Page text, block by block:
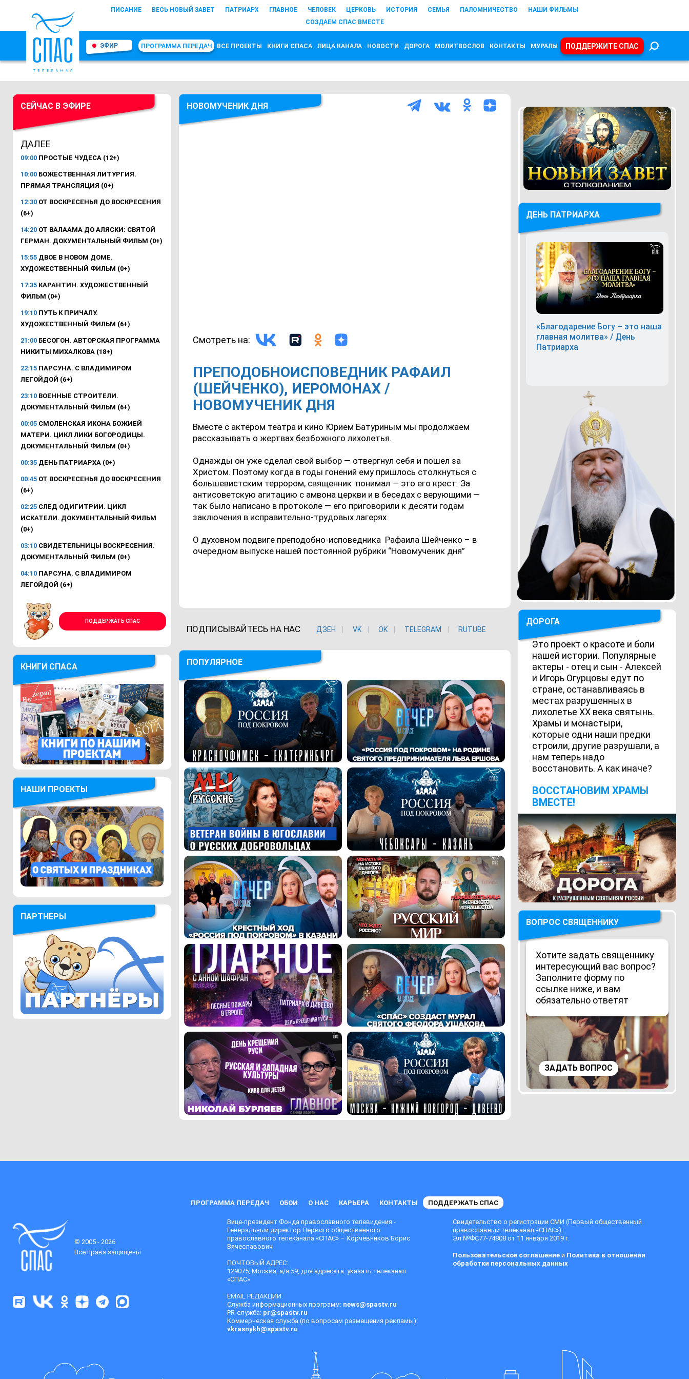
ПИСАНИЕ ВЕСЬ НОВЫЙ ЗАВЕТ ПАТРИАРХ ГЛАВНОЕ ЧЕЛОВЕК ЦЕРКОВЬ ИСТОРИЯ СЕМЬЯ ПАЛОМНИЧЕСТВО
НАШИ ФИЛЬМЫ
СОЗДАЕМ СПАС ВМЕСТЕ
ЭФИР ПРОГРАММА ПЕРЕДАЧ ВСЕ ПРОЕКТЫ КНИГИ СПАСА ЛИЦА КАНАЛА НОВОСТИ ДОРОГА МОЛИТВОСЛОВ КОНТАКТЫ МУРАЛЫ ПОДДЕРЖИТЕ СПАС
СЕЙЧАС В ЭФИРЕ
ДАЛЕЕ
09:00 ПРОСТЫЕ ЧУДЕСА (12+)
10:00 БОЖЕСТВЕННАЯ ЛИТУРГИЯ.
ПРЯМАЯ ТРАНСЛЯЦИЯ (0+)
12:30 ОТ ВОСКРЕСЕНЬЯ ДО ВОСКРЕСЕНИЯ
(6+)
14:20 ОТ ВАЛААМА ДО АЛЯСКИ: СВЯТОЙ
ГЕРМАН. ДОКУМЕНТАЛЬНЫЙ ФИЛЬМ (0+)
15:55 ДВОЕ В НОВОМ ДОМЕ.
ХУДОЖЕСТВЕННЫЙ ФИЛЬМ (0+)
17:35 КАРАНТИН. ХУДОЖЕСТВЕННЫЙ
ФИЛЬМ (0+)
19:10 ПУТЬ К ПРИЧАЛУ.
ХУДОЖЕСТВЕННЫЙ ФИЛЬМ (6+)
21:00 БЕСОГОН. АВТОРСКАЯ ПРОГРАММА
НИКИТЫ МИХАЛКОВА (18+)
22:15 ПАРСУНА. С ВЛАДИМИРОМ
ЛЕГОЙДОЙ (6+)
23:10 ВОЕННЫЕ СТРОИТЕЛИ.
ДОКУМЕНТАЛЬНЫЙ ФИЛЬМ (6+)
00:05 СМОЛЕНСКАЯ ИКОНА БОЖИЕЙ
МАТЕРИ. ЦИКЛ ЛИКИ БОГОРОДИЦЫ.
ДОКУМЕНТАЛЬНЫЙ ФИЛЬМ (0+)
00:35 ДЕНЬ ПАТРИАРХА (0+)
00:45 ОТ ВОСКРЕСЕНЬЯ ДО ВОСКРЕСЕНИЯ
(6+)
02:25 СЛЕД ОДИГИТРИИ. ЦИКЛ
ИСКАТЕЛИ. ДОКУМЕНТАЛЬНЫЙ ФИЛЬМ
(0+)
03:10 СВИДЕТЕЛЬНИЦЫ ВОСКРЕСЕНИЯ.
ДОКУМЕНТАЛЬНЫЙ ФИЛЬМ (0+)
04:10 ПАРСУНА. С ВЛАДИМИРОМ
ЛЕГОЙДОЙ (6+)
ПОДДЕРЖАТЬ СПАС
КНИГИ СПАСА
НАШИ ПРОЕКТЫ
ПАРТНЕРЫ
НОВОМУЧЕНИК ДНЯ
Смотреть на:
ПРЕПОДОБНОИСПОВЕДНИК РАФАИЛ
(ШЕЙЧЕНКО), ИЕРОМОНАХ /
НОВОМУЧЕНИК ДНЯ
Вместе с актёром театра и кино Юрием Батуриным мы продолжаем
рассказывать о жертвах безбожного лихолетья.
Однажды он уже сделал свой выбор — отвергнул себя и пошел за
Христом. Поэтому когда в годы гонений ему пришлось столкнуться с
большевистским террором, священник понимал — это его крест. За
антисоветскую агитацию с амвона церкви и в беседах с верующими —
так было написано в протоколе — его приговорили к десяти годам
заключения в исправительно-трудовых лагерях.
О духовном подвиге преподобно-исповедника Рафаила Шейченко – в
очередном выпуске нашей постоянной рубрики “Новомученик дня”
ПОДПИСЫВАЙТЕСЬ НА НАС ДЗЕН VK ОK TELEGRAM RUTUBE
ПОПУЛЯРНОЕ
ДЕНЬ ПАТРИАРХА
«Благодарение Богу – это наша
главная молитва» / День
Патриарха
ДОРОГА
Это проект о красоте и боли
нашей истории. Популярные
актеры - отец и сын - Алексей
и Игорь Огурцовы едут по
стране, останавливаясь в
местах разрушенных в
лихолетье ХХ века святынь.
Храмы и монастыри,
которые одни наши предки
строили, другие разрушали, а
нам теперь надо
восстановить. А как иначе?
ВОCСТАНОВИМ ХРАМЫ
ВМЕСТЕ!
ВОПРОС СВЯЩЕННИКУ
Хотите задать священнику
интересующий вас вопрос?
Заполните форму по
ссылке ниже, и вам
обязательно ответят
ЗАДАТЬ ВОПРОС
ПРОГРАММА ПЕРЕДАЧ ОБОИ О НАС КАРЬЕРА КОНТАКТЫ ПОДДЕРЖАТЬ СПАС
© 2005 - 2026
Все права защищены
Вице-президент Фонда православного телевидения -
Генеральный директор Первого общественного
православного телеканала «СПАС» – Корчевников Борис
Вячеславович
ПОЧТОВЫЙ АДРЕС:
129075, Москва, а/я 59, для адресата: указать телеканал
«СПАС»
EMAIL РЕДАКЦИИ:
Служба информационных программ: news@spastv.ru
PR-служба: pr@spastv.ru
Коммерческая служба (по вопросам размещения рекламы):
vkrasnykh@spastv.ru
Свидетельство о регистрации СМИ (Первый общественный
православный телеканал «СПАС»):
Эл №ФС77-74808 от 11 января 2019 г.
Пользовательское соглашениеи Политика в отношении
обработки персональных данных